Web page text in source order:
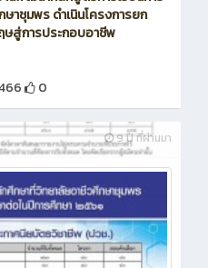
าชุมพร ดำเนินโครงการยก
ษสู่การประกอบอาชีพ
0
9 ปี ที่ผ่านมา